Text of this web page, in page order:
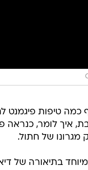
כמה טיפות פיגמנט
איך לומר, כנראה
מגרונו של חתול.
בתיאורה של